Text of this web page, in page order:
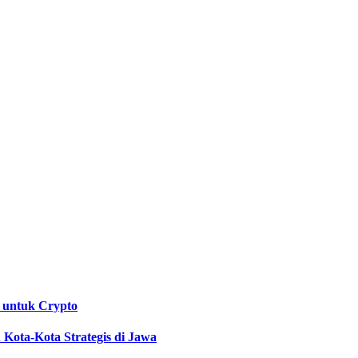
untuk Crypto
Kota Strategis di Jawa